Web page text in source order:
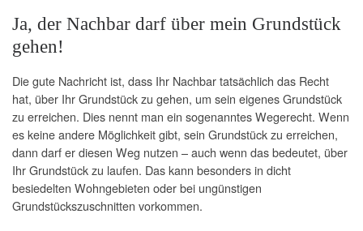
Ja, der Nachbar darf über mein Grundstück
gehen!
Die gute Nachricht ist, dass Ihr Nachbar tatsächlich das Recht
hat, über Ihr Grundstück zu gehen, um sein eigenes Grundstück
zu erreichen. Dies nennt man ein sogenanntes Wegerecht. Wenn
es keine andere Möglichkeit gibt, sein Grundstück zu erreichen,
dann darf er diesen Weg nutzen – auch wenn das bedeutet, über
Ihr Grundstück zu laufen. Das kann besonders in dicht
besiedelten Wohngebieten oder bei ungünstigen
Grundstückszuschnitten vorkommen.